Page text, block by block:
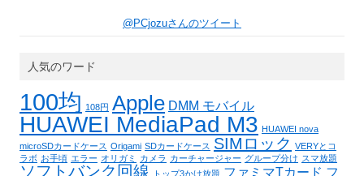
@PCjozuさんのツイート
人気のワード
100均 108円 Apple DMM モバイル
HUAWEI MediaPad M3 HUAWEI nova
microSDカードケース Origami SDカードケース SIMロック VERYとコ
ラボ お手頃 エラー オリガミ カメラ カーチャージャー グループ分け スマ放題
ソフトバンク回線 トップ3かけ放題 ファミマTカード フ